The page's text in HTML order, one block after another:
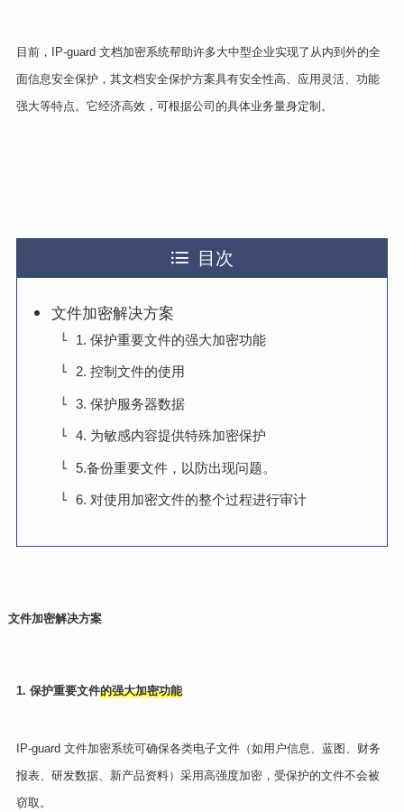
目前，IP-guard 文档加密系统帮助许多大中型企业实现了从内到外的全
面信息安全保护，其文档安全保护方案具有安全性高、应用灵活、功能
强大等特点。它经济高效，可根据公司的具体业务量身定制。
目次
文件加密解决方案
1. 保护重要文件的强大加密功能
2. 控制文件的使用
3. 保护服务器数据
4. 为敏感内容提供特殊加密保护
5.备份重要文件，以防出现问题。
6. 对使用加密文件的整个过程进行审计
文件加密解决方案
1. 保护重要文件的强大加密功能
IP-guard 文件加密系统可确保各类电子文件（如用户信息、蓝图、财务
报表、研发数据、新产品资料）采用高强度加密，受保护的文件不会被
窃取。